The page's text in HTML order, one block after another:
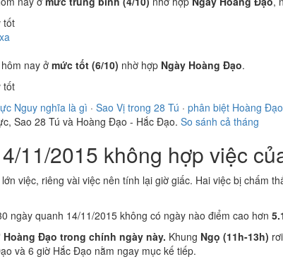
tốt
nay ởmức tốt (6/10) nhờ hợp Ngày Hoàng Đạo.
tốt
Nguy nghĩa là gì · Sao Vị trong 28 Tú · phân biệt Hoàng
Sao 28 Tú và Hoàng Đạo - Hắc Đạo. So sánh cả tháng
11/2015 không hợp việc
việc, riêng vài việc nên tính lại giờ giấc. Hai việc bị chấm
ngày quanh 14/11/2015 không có ngày nào điểm cao hơn
Đạo trong chính ngày này. Khung Ngọ (11h-13h)
và 6 giờ Hắc Đạo nằm ngay mục kế tiếp.